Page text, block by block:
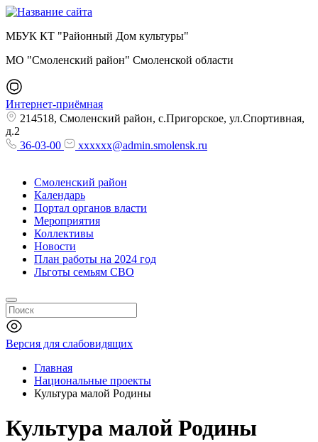
МБУК КТ "Районный Дом культуры"
МО "Смоленский район" Смоленской области
Интернет-приёмная
214518, Смоленский район, с.Пригорское, ул.Спортивная,
д.2
36-03-00
xxxxxx@admin.smolensk.ru
Смоленский район
Календарь
Портал органов власти
Мероприятия
Коллективы
Новости
План работы на 2024 год
Льготы семьям СВО
Версия для слабовидящих
Главная
Национальные проекты
Культура малой Родины
Культура малой Родины